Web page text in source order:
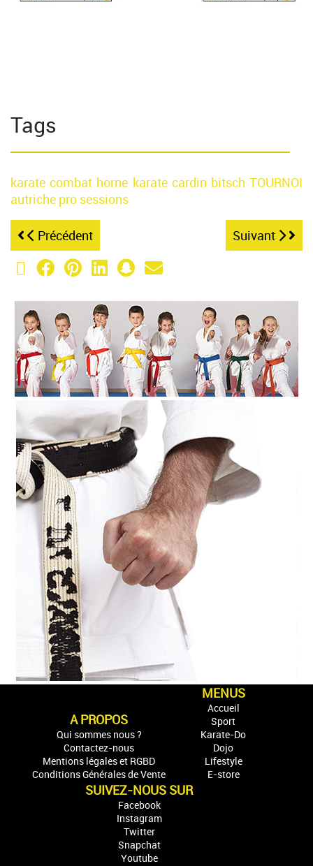
Tags
karate combat horne karate cardin bitschTOURNOI
autriche pro sessions
Précédent Suivant
X (Twitter)
Facebook
Pinterest
LinkedIn
Snapchat
Email
A PROPOS
Qui sommes nous ?
Contactez-nous
Mentions légales et RGBD
Conditions Générales de Vente
MENUS
Accueil
Sport
Karate-Do
Dojo
Lifestyle
E-store
SUIVEZ-NOUS SUR
Facebook
Instagram
Twitter
Snapchat
Youtube